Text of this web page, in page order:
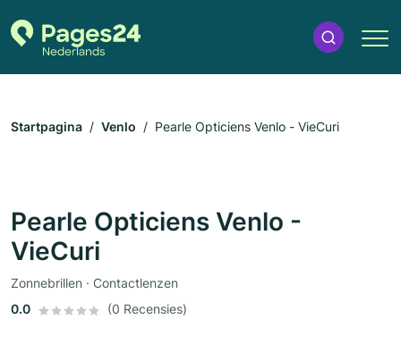
Startpagina Venlo Pearle Opticiens Venlo - VieCuri
Pearle Opticiens Venlo -
VieCuri
Zonnebrillen · Contactlenzen
0.0
(0 Recensies)